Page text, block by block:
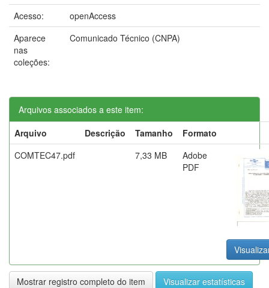
Acesso:
openAccess
Aparece
nas
coleções:
Comunicado Técnico (CNPA)
Arquivos associados a este item:
Arquivo
Descrição Tamanho
Formato
COMTEC47.pdf
7,33 MB
Adobe
PDF
Mostrar registro completo do item Visualizar estatísticas